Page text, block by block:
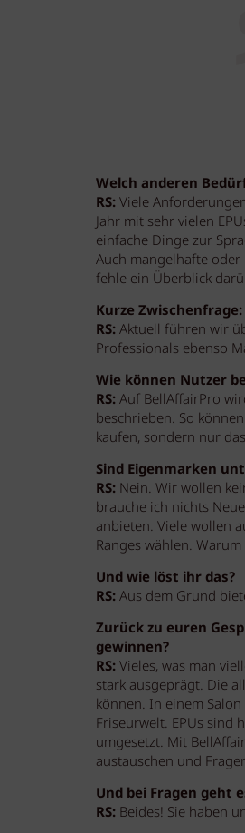
Welch anderen
RS: Viele
Jahr mit sehr vielen
einfache Dinge zur
Auch mangelhafte
fehle ein Überblick
Kurze
RS: Aktuell führen wir
Professionals ebenso
Wie können Nutzer
RS: Auf BellAffairPro
beschrieben. So
kaufen, sondern nur
Sind Eigenmarken
RS: Nein. Wir wollen
brauche ich nichts
anbieten. Viele wollen
Ranges wählen.
Und wie löst ihr das?
RS: Aus dem Grund
Zurück zu euren
gewinnen?
RS: Vieles, was man
stark ausgeprägt. Die
können. In einem
Friseurwelt. EPUs sind
umgesetzt. Mit
austauschen und
Und bei Fragen geht
RS: Beides! Sie haben